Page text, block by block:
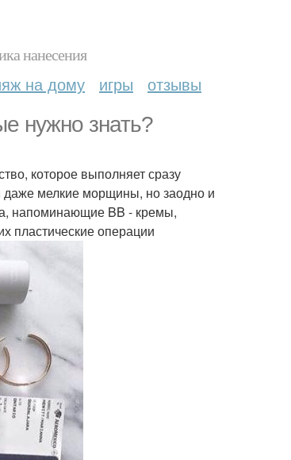
нанесения
на дому игры отзывы
нужно знать?
которое выполняет сразу
даже мелкие морщины, но заодно и
напоминающие BB - кремы,
пластические операции